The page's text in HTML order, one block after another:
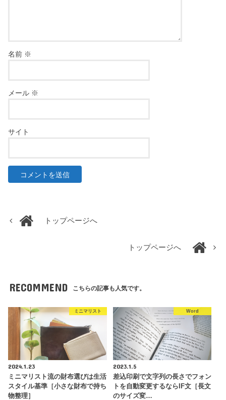
名前 ※
メール ※
サイト
トップページへ
トップページへ
RECOMMEND こちらの記事も人気です。
ミニマリスト
2024.1.23
ミニマリスト流の財布選びは生活
スタイル基準［小さな財布で持ち
物整理］
Word
2023.1.5
差込印刷で文字列の長さでフォン
トを自動変更するならIF文［長文
のサイズ変…